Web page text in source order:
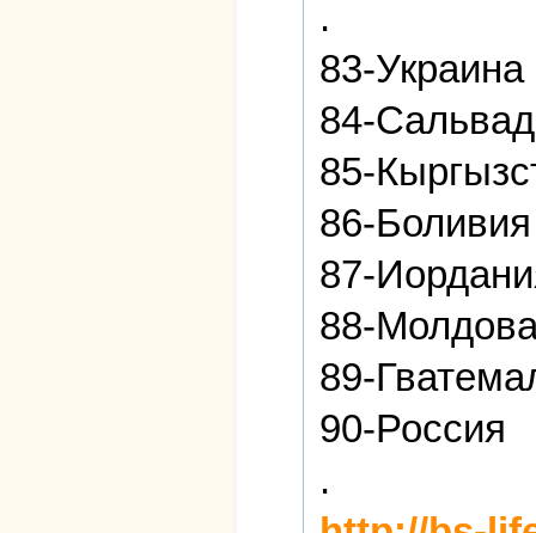
.
83-Украина
84-
85-
86-Боливия
87-
88-
89-
90-Россия
.